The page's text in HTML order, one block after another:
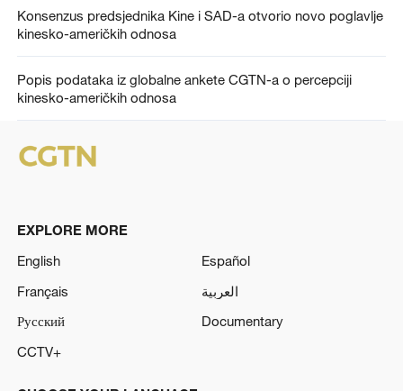
Konsenzus predsjednika Kine i SAD-a otvorio novo poglavlje
kinesko-američkih odnosa
Popis podataka iz globalne ankete CGTN-a o percepciji
kinesko-američkih odnosa
EXPLORE MORE
English
Español
Français
العربية
Русский
Documentary
CCTV+